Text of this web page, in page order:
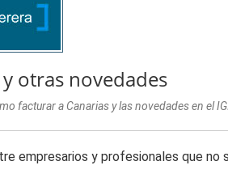
otras novedades
facturar a Canarias y las novedades en el
empresarios y profesionales que